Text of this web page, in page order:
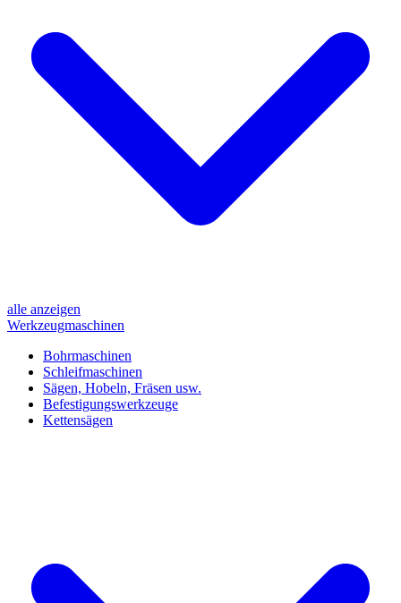
alle anzeigen
Werkzeugmaschinen
Bohrmaschinen
Schleifmaschinen
Sägen, Hobeln, Fräsen usw.
Befestigungswerkzeuge
Kettensägen